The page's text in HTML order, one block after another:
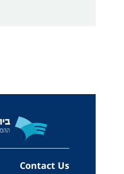
Contact Us